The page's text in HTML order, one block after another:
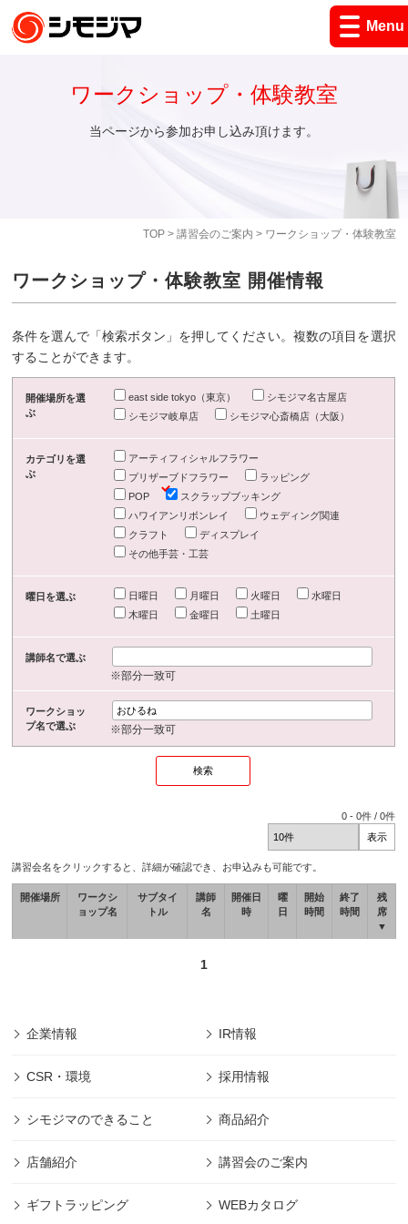
Menu
TOP> 講習会のご案内 > ワークショップ・体験教室
ワークショップ・体験教室
当ページから参加お申し込み頂けます。
ワークショップ・体験教室 開催情報
条件を選んで「検索ボタン」を押してください。複数の項目を選択
することができます。
開催場所を選
ぶ
east side tokyo（東京）
シモジマ名古屋店
シモジマ岐阜店
シモジマ心斎橋店（大阪）
カテゴリを選
ぶ
アーティフィシャルフラワー
プリザーブドフラワー
ラッピング
POP
スクラップブッキング
ハワイアンリボンレイ
ウェディング関連
クラフト
ディスプレイ
その他手芸・工芸
曜日を選ぶ 日曜日 月曜日 火曜日
水曜日
木曜日
金曜日 土曜日
講師名で選ぶ
※部分一致可
ワークショッ
プ名で選ぶ
※部分一致可
0 -0件 /0件
講習会名をクリックすると、詳細が確認でき、お申込みも可能です。
開催場所
ワークシ
ョップ名
サブタイ
トル
講師
名
開催日
時
曜
日
開始
時間
終了
時間
残
席
▼
1
企業情報 IR情報
CSR・環境 採用情報
シモジマのできること 商品紹介
店舗紹介 講習会のご案内
ギフトラッピング WEBカタログ